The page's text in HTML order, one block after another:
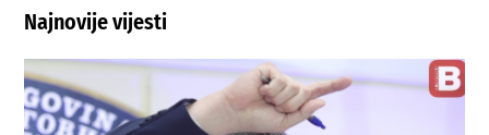
Najnovije vijesti